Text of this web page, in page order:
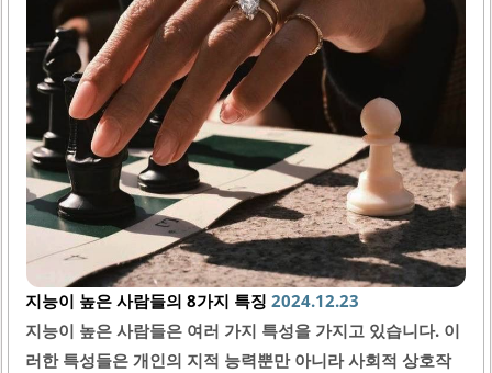
지능이 높은 사람들의 8가지 특징 2024.12.23
지능이 높은 사람들은 여러 가지 특성을 가지고 있습니다. 이
러한 특성들은 개인의 지적 능력뿐만 아니라 사회적 상호작